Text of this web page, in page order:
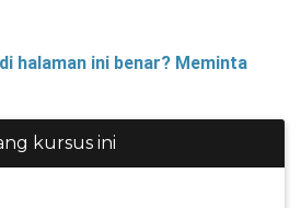
halaman ini benar? Meminta
kursus ini